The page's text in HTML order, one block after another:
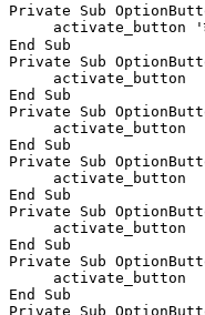
Private Sub
activate_button
End Sub
Private Sub
     activate_button
End Sub
Private Sub
     activate_button
End Sub
Private Sub
     activate_button
End Sub
Private Sub
     activate_button
End Sub
Private Sub
     activate_button
End Sub
Private Sub